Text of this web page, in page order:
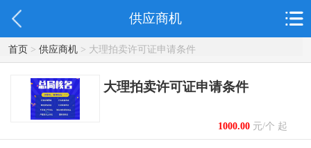
供应商机
首页> 供应商机> 大理拍卖许可证申请条件
大理拍卖许可证申请条件
1000.00元/个 起